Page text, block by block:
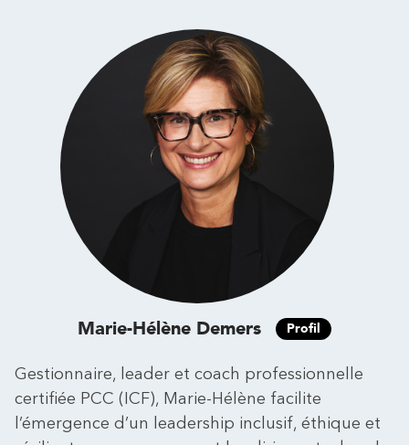
Marie-Hélène Demers Profil
Gestionnaire, leader et coach professionnelle
certifiée PCC (ICF), Marie-Hélène facilite
l’émergence d’un leadership inclusif, éthique et